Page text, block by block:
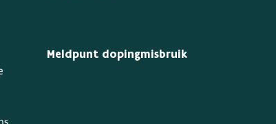
Meldpunt dopingmisbruik